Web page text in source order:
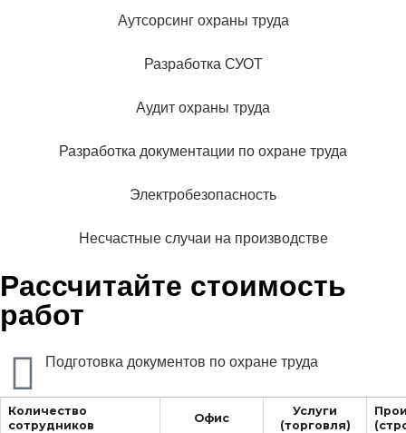
Аутсорсинг охраны труда
Разработка СУОТ
Аудит охраны труда
Разработка документации по охране труда
Электробезопасность
Несчастные случаи на производстве
Рассчитайте стоимость
работ
Подготовка документов по охране труда
Количество
сотрудников
Офис
Услуги
(торговля)